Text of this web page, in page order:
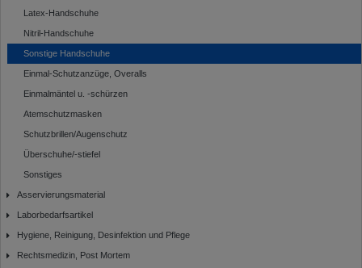
Latex-Handschuhe
Nitril-Handschuhe
Sonstige Handschuhe
Einmal-Schutzanzüge, Overalls
Einmalmäntel u. -schürzen
Atemschutzmasken
Schutzbrillen/Augenschutz
Überschuhe/-stiefel
Sonstiges
Asservierungsmaterial
Laborbedarfsartikel
Hygiene, Reinigung, Desinfektion und Pflege
Rechtsmedizin, Post Mortem